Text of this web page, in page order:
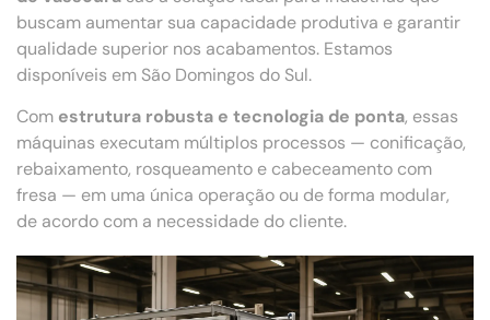
buscam aumentar sua capacidade produtiva e garantir
qualidade superior nos acabamentos. Estamos
disponíveis em São Domingos do Sul.
Com estrutura robusta e tecnologia de ponta, essas
máquinas executam múltiplos processos — conificação,
rebaixamento, rosqueamento e cabeceamento com
fresa — em uma única operação ou de forma modular,
de acordo com a necessidade do cliente.